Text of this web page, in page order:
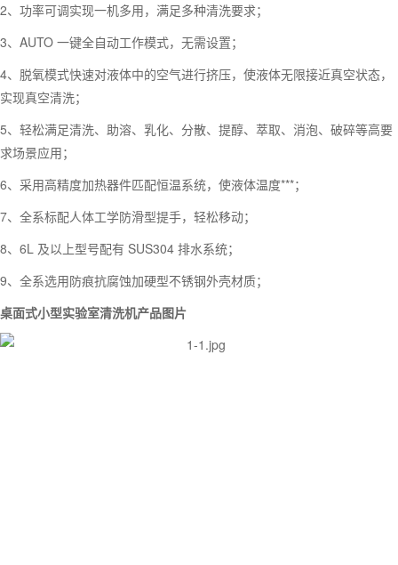
2、功率可调实现一机多用，满足多种清洗要求；
3、AUTO 一键全自动工作模式，无需设置；
4、脱氧模式快速对液体中的空气进行挤压，使液体无限接近真空状态，
实现真空清洗；
5、轻松满足清洗、助溶、乳化、分散、提醇、萃取、消泡、破碎等高要
求场景应用；
6、采用高精度加热器件匹配恒温系统，使液体温度***；
7、全系标配人体工学防滑型提手，轻松移动；
8、6L 及以上型号配有 SUS304 排水系统；
9、全系选用防痕抗腐蚀加硬型不锈钢外壳材质；
桌面式小型实验室清洗机产品图片